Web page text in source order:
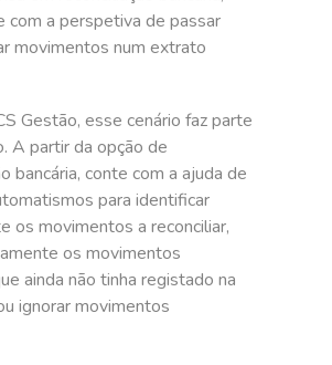
com a perspetiva de passar
movimentos num extrato
Gestão, esse cenário faz parte
A partir da opção de
bancária, conte com a ajuda de
para identificar
os movimentos a reconciliar,
os movimentos
ainda não tinha registado na
ignorar movimentos